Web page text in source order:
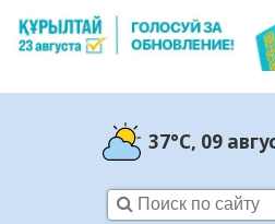
37°C, 09